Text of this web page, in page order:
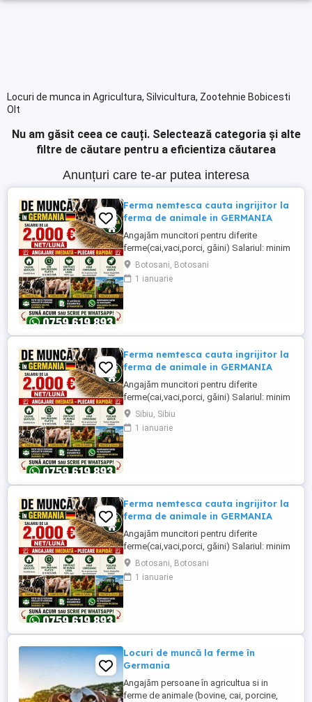
Locuri de munca in Agricultura, Silvicultura, Zootehnie Bobicesti
Olt
Nu am găsit ceea ce cauți. Selectează categoria și alte
filtre de căutare pentru a eficientiza căutarea
Anunțuri care te-ar putea interesa
Ferma nemtesca cauta ingrijitor la
ferma de animale in GERMANIA
Angajăm muncitori pentru diferite
ferme(cai,vaci,porci, găini) Salariul: minim
1800 net( poate crește în funcție de
experiența) Cazare și utilități gratuite!
Căutam persoane serioase și motivate
Botosani, Botosani
1 ianuarie
Ferma nemtesca cauta ingrijitor la
ferma de animale in GERMANIA
Angajăm muncitori pentru diferite
ferme(cai,vaci,porci, găini) Salariul: minim
1800 net( poate crește în funcție de
experiența) Cazare și utilități gratuite!
Căutam persoane serioase și motivate
Sibiu, Sibiu
1 ianuarie
Ferma nemtesca cauta ingrijitor la
ferma de animale in GERMANIA
Angajăm muncitori pentru diferite
ferme(cai,vaci,porci, găini) Salariul: minim
1800 net( poate crește în funcție de
experiența) Cazare și utilități gratuite!
Căutam persoane serioase și motivate
Botosani, Botosani
1 ianuarie
Locuri de muncă la ferme în
Germania
Angajăm persoane în agricultua si in
ferme de animale (bovine, cai, porcine,